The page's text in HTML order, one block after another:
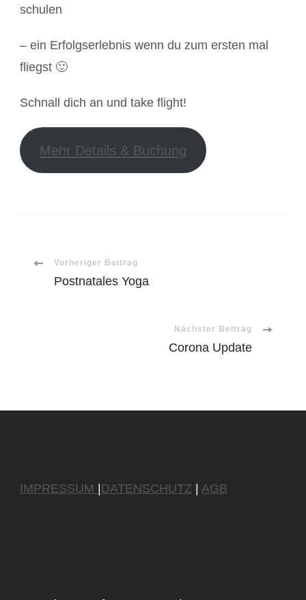
schulen
– ein Erfolgserlebnis wenn du zum ersten mal
fliegst 🙂
Schnall dich an und take flight!
Mehr Details & Buchung
Beitragsnavigation
Vorheriger Beitrag
Postnatales Yoga
Nächster Beitrag
Corona Update
IMPRESSUM DATENSCHUTZ AGB